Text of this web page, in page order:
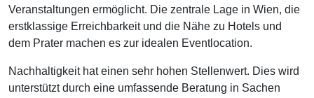
Veranstaltungen ermöglicht. Die zentrale Lage in Wien, die
erstklassige Erreichbarkeit und die Nähe zu Hotels und
dem Prater machen es zur idealen Eventlocation.
Nachhaltigkeit hat einen sehr hohen Stellenwert. Dies wird
unterstützt durch eine umfassende Beratung in Sachen